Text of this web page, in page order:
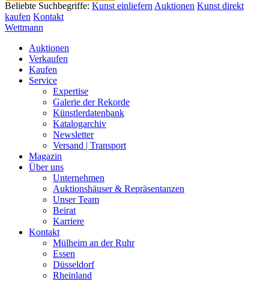
Beliebte Suchbegriffe: Kunst einliefern Auktionen Kunst direkt
kaufen Kontakt
Wettmann
Auktionen
Verkaufen
Kaufen
Service
Expertise
Galerie der Rekorde
Künstlerdatenbank
Katalogarchiv
Newsletter
Versand | Transport
Magazin
Über uns
Unternehmen
Auktionshäuser & Repräsentanzen
Unser Team
Beirat
Karriere
Kontakt
Mülheim an der Ruhr
Essen
Düsseldorf
Rheinland